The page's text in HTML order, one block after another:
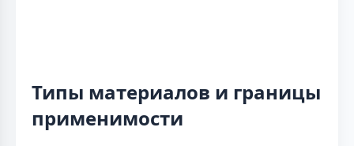
Типы материалов и границы
применимости